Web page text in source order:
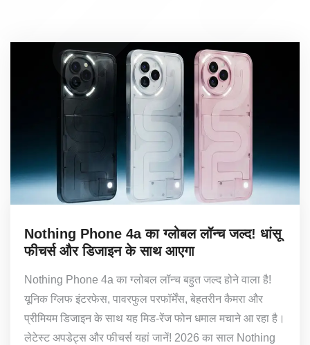
Nothing Phone 4a का ग्लोबल लॉन्च जल्द! धांसू
फीचर्स और डिजाइन के साथ आएगा
Nothing Phone 4a का ग्लोबल लॉन्च बहुत जल्द होने वाला है!
यूनिक ग्लिफ इंटरफेस, पावरफुल परफॉर्मेंस, बेहतरीन कैमरा और
प्रीमियम डिजाइन के साथ यह मिड-रेंज फोन धमाल मचाने आ रहा है।
लेटेस्ट अपडेट्स और फीचर्स यहां जानें! 2026 का साल Nothing